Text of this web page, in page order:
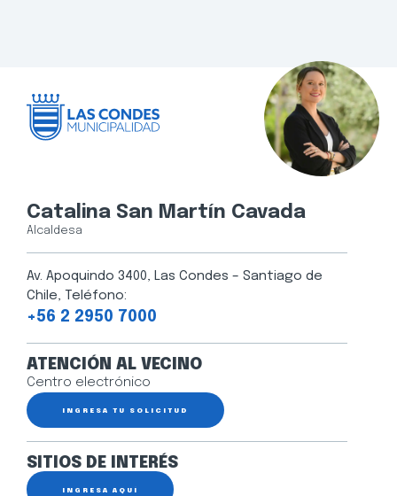
Catalina San Martín Cavada
Alcaldesa
Av. Apoquindo 3400, Las Condes – Santiago de
Chile, Teléfono:
+56 2 2950 7000
ATENCIÓN AL VECINO
Centro electrónico
INGRESA TU SOLICITUD
SITIOS DE INTERÉS
INGRESA AQUÍ